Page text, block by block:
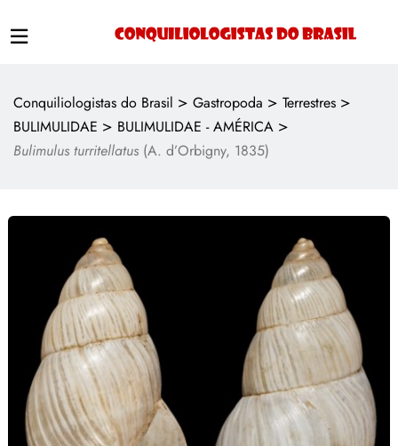
Conquiliologistas do Brasil > Gastropoda > Terrestres >
BULIMULIDAE > BULIMULIDAE - AMÉRICA >
Bulimulus turritellatus (A. d’Orbigny, 1835)